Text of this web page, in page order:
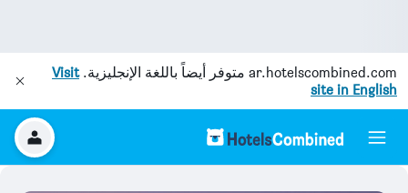
ar.hotelscombined.com متوفر أيضاً باللغة الإنجليزية.Visit
site in English